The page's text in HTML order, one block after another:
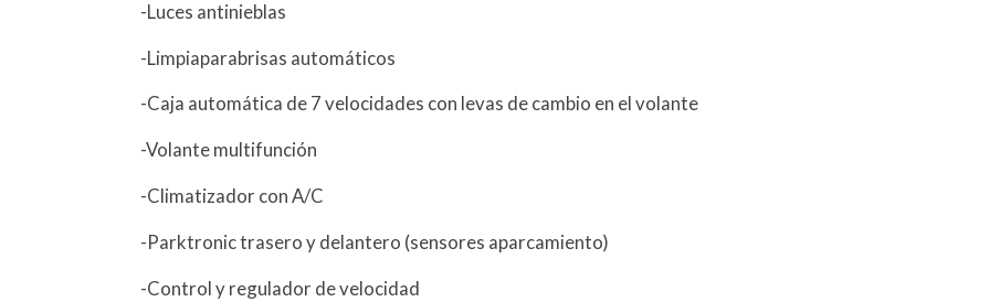
-Luces antinieblas
-Limpiaparabrisas automáticos
-Caja automática de 7 velocidades con levas de cambio en el volante
-Volante multifunción
-Climatizador con A/C
-Parktronic trasero y delantero (sensores aparcamiento)
-Control y regulador de velocidad